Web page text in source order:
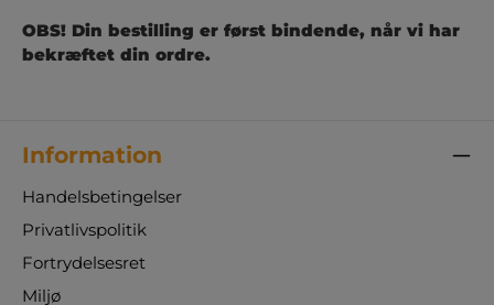
OBS! Din bestilling er først bindende, når vi har
bekræftet din ordre.
Information
Handelsbetingelser
Privatlivspolitik
Fortrydelsesret
Miljø